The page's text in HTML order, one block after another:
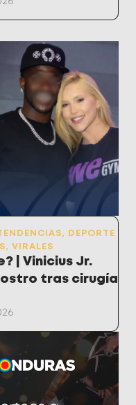
,
DEPORTE
, VIRALES
| Vinicius Jr.
tras cirugía